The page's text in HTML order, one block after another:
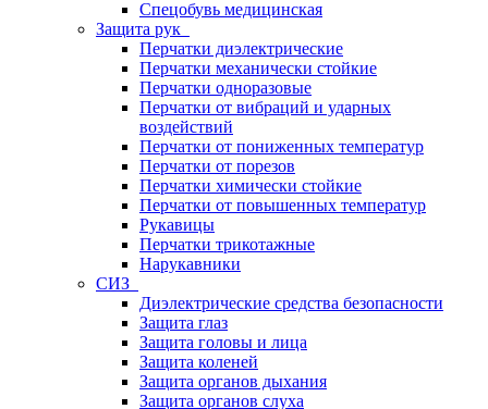
Спецобувь медицинская
Защита рук
Перчатки диэлектрические
Перчатки механически стойкие
Перчатки одноразовые
Перчатки от вибраций и ударных
воздействий
Перчатки от пониженных температур
Перчатки от порезов
Перчатки химически стойкие
Перчатки от повышенных температур
Рукавицы
Перчатки трикотажные
Нарукавники
СИЗ
Диэлектрические средства безопасности
Защита глаз
Защита головы и лица
Защита коленей
Защита органов дыхания
Защита органов слуха